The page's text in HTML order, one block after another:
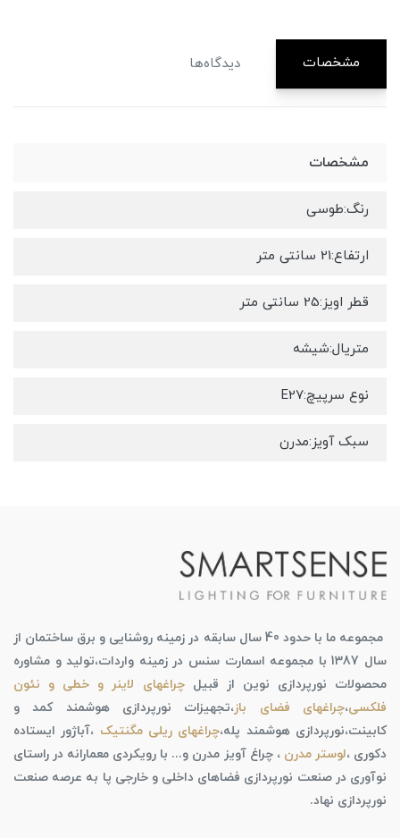
مشخصات دیدگاه‌ها
مشخصات
رنگ:طوسی
ارتفاع:21 سانتی متر
قطر اویز:25 سانتی متر
متریال:شیشه
نوع سرپیچ:E27
سبک آویز:مدرن
مجموعه ما با حدود 40 سال سابقه در زمینه روشنایی و برق ساختمان از
سال 1387 با مجموعه اسمارت سنس در زمینه واردات،تولید و مشاوره
محصولات نورپردازی نوین از قبیلچراغهای لاینر و خطی و نئون
فلکسی،چراغهای فضای باز،تجهیزات نورپردازی هوشمند کمد و
کابینت،نورپردازی هوشمند پله،چراغهای ریلی مگنتیک ،آباژور ایستاده
دکوری ،لوستر مدرن ، چراغ آویز مدرن و... با رویکردی معمارانه در راستای
نوآوری در صنعت نورپردازی فضاهای داخلی و خارجی پا به عرصه صنعت
نورپردازی نهاد.